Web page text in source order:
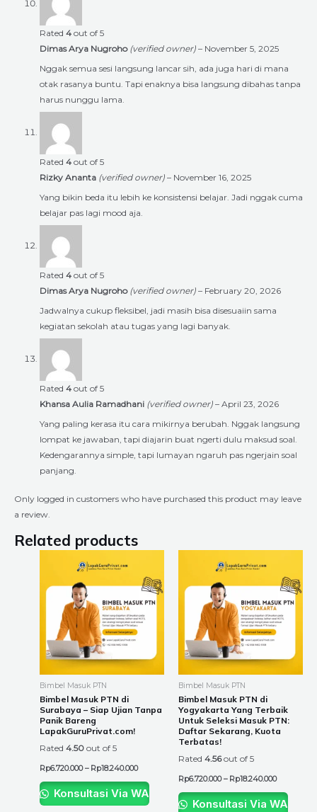
Rated 4 out of 5
Dimas Arya Nugroho (verified owner) – November 5, 2025
Nggak semua sesi langsung lancar sih, ada juga hari di mana
otak rasanya buntu. Tapi enaknya bisa langsung dibahas tanpa
harus nunggu lama.
Rated 4 out of 5
Rizky Ananta (verified owner) – November 16, 2025
Yang bikin beda itu lebih ke konsistensi belajar. Jadi nggak cuma
belajar pas lagi mood aja.
Rated 4 out of 5
Dimas Arya Nugroho (verified owner) – February 20, 2026
Jadwalnya cukup fleksibel, jadi masih bisa disesuaiin sama
kegiatan sekolah atau tugas yang lagi banyak.
Rated 4 out of 5
Khansa Aulia Ramadhani (verified owner) – April 23, 2026
Yang paling kerasa itu cara mikirnya berubah. Nggak langsung
lompat ke jawaban, tapi diajarin buat ngerti dulu maksud soal.
Kedengarannya simple, tapi lumayan ngaruh pas ngerjain soal
panjang.
Only logged in customers who have purchased this product may leave
a review.
Related products
Bimbel Masuk PTN
Bimbel Masuk PTN di
Surabaya – Siap Ujian Tanpa
Panik Bareng
LapakGuruPrivat.com!
Rated 4.50 out of 5
Rp6.720.000 – Rp18.240.000
through
Rp18.240.000
has
multiple
variants.
The
on
Konsultasi Via WA
Bimbel Masuk PTN
Bimbel Masuk PTN di
Yogyakarta Yang Terbaik
Untuk Seleksi Masuk PTN:
Daftar Sekarang, Kuota
Terbatas!
Rated 4.56out of 5
Rp6.720.000 – Rp18.240.000
through
has
multiple
variants.
The
may
on
the
Konsultasi Via WA